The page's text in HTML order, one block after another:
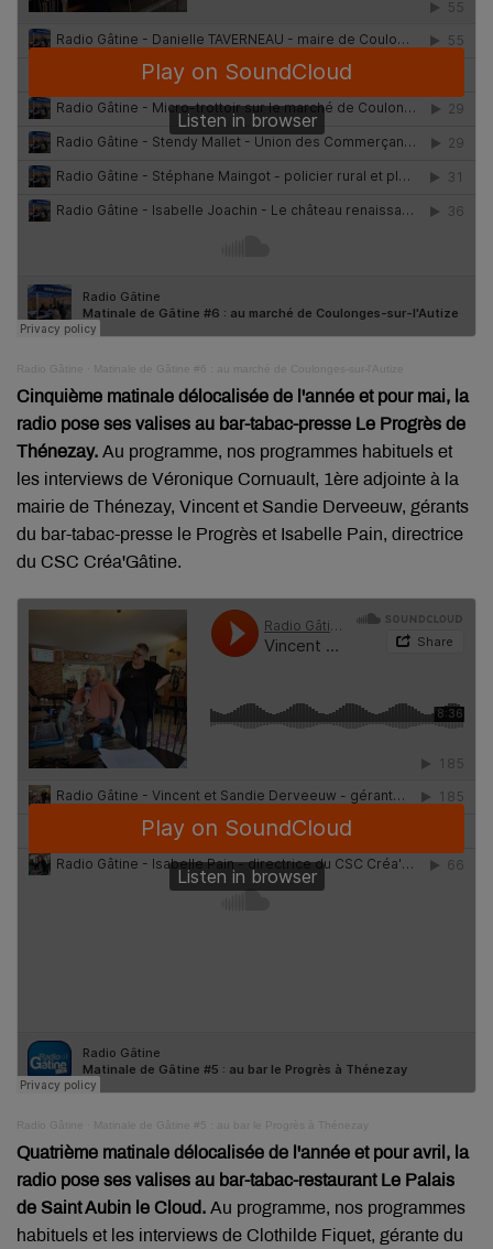
Radio Gâtine Matinale de Gâtine #6 : au marché de Coulonges-sur-l'Autize
Cinquième matinale délocalisée de l'année et pour mai, la
radio pose ses valises au bar-tabac-presse Le Progrès de
Thénezay. Au programme, nos programmes habituels et
les interviews de Véronique Cornuault, 1ère adjointe à la
mairie de Thénezay, Vincent et Sandie Derveeuw, gérants
du bar-tabac-presse le Progrès et Isabelle Pain, directrice
du CSC Créa'Gâtine.
Radio Gâtine Matinale de Gâtine #5 : au bar le Progrès à Thénezay
Quatrième matinale délocalisée de l'année et pour avril, la
radio pose ses valises au bar-tabac-restaurant Le Palais
de Saint Aubin le Cloud. Au programme, nos programmes
habituels et les interviews de Clothilde Fiquet, gérante du